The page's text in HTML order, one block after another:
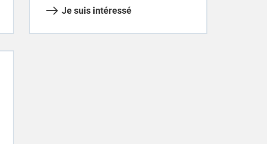
Je suis intéressé